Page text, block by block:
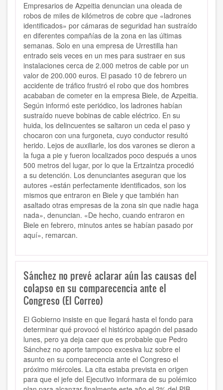
Empresarios de Azpeitia denuncian una oleada de
robos de miles de kilómetros de cobre que «ladrones
identificados» por cámaras de seguridad han sustraído
en diferentes compañías de la zona en las últimas
semanas. Solo en una empresa de Urrestilla han
entrado seis veces en un mes para sustraer en sus
instalaciones cerca de 2.000 metros de cable por un
valor de 200.000 euros. El pasado 10 de febrero un
accidente de tráfico frustró el robo que dos hombres
acababan de cometer en la empresa Biele, de Azpeitia.
Según informó este periódico, los ladrones habían
sustraído nueve bobinas de cable eléctrico. En su
huida, los delincuentes se saltaron un ceda el paso y
chocaron con una furgoneta, cuyo conductor resultó
herido. Lejos de auxiliarle, los dos varones se dieron a
la fuga a pie y fueron localizados poco después a unos
500 metros del lugar, por lo que la Ertzaintza procedió
a su detención. Los denunciantes aseguran que los
autores «están perfectamente identificados, son los
mismos que entraron en Biele y que también han
asaltado otras empresas de la zona sin que nadie haga
nada», denuncian. «De hecho, cuando entraron en
Biele en febrero, minutos antes se habían pasado por
aquí», remarcan.
Sánchez no prevé aclarar aún las causas del
colapso en su comparecencia ante el
Congreso (El Correo)
El Gobierno insiste en que llegará hasta el fondo para
determinar qué provocó el histórico apagón del pasado
lunes, pero ya deja caer que es probable que Pedro
Sánchez no aporte tampoco excesiva luz sobre el
asunto en su comparecencia ante el Congreso el
próximo miércoles. La cita estaba prevista en origen
para que el jefe del Ejecutivo informara de su polémico